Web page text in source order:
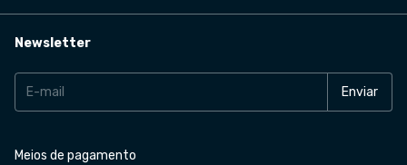
Newsletter
Meios de pagamento